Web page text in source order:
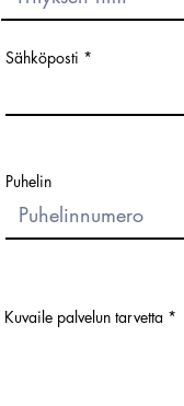
Sähköposti
Puhelin
Kuvaile palvelun tarvetta